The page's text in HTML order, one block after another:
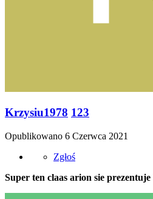
Krzysiu1978 123
Opublikowano 6 Czerwca 2021
Zgłoś
Super ten claas arion sie prezentuje